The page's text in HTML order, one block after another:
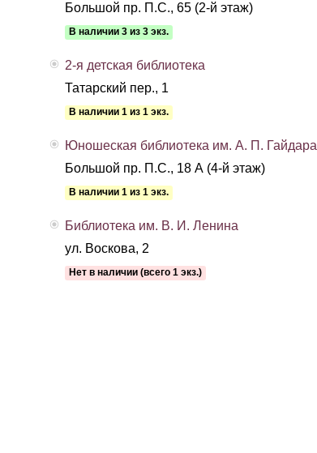
Большой пр. П.С., 65 (2-й этаж)
В наличии 3 из 3 экз.
2-я детская библиотека
Татарский пер., 1
В наличии 1 из 1 экз.
Юношеская библиотека им. А. П. Гайдара
Большой пр. П.С., 18 А (4-й этаж)
В наличии 1 из 1 экз.
Библиотека им. В. И. Ленина
ул. Воскова, 2
Нет в наличии (всего 1 экз.)